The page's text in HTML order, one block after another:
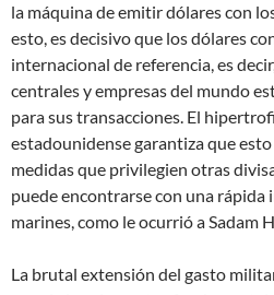
la máquina de emitir dólares con
esto, es decisivo que los dólares
internacional de referencia, es
centrales y empresas del mundo
para sus transacciones. El
estadounidense garantiza que esto
medidas que privilegien otras
puede encontrarse con una
marines, como le ocurrió a Sadam
La brutal extensión del gasto